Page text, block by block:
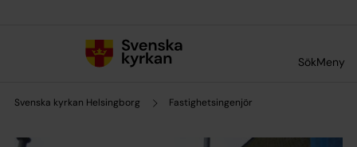
SökMeny
Svenska kyrkan Helsingborg Fastighetsingenjör